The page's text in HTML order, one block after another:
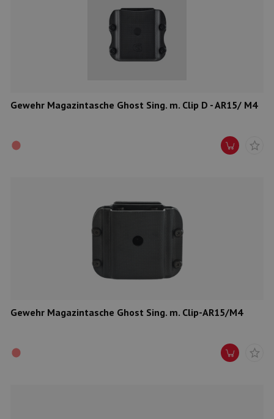
Gewehr Magazintasche Ghost Sing. m. Clip D - AR15/ M4
Gewehr Magazintasche Ghost Sing. m. Clip-AR15/M4